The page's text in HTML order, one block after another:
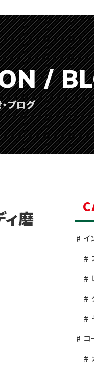
/
ブログ
磨
イ
コ